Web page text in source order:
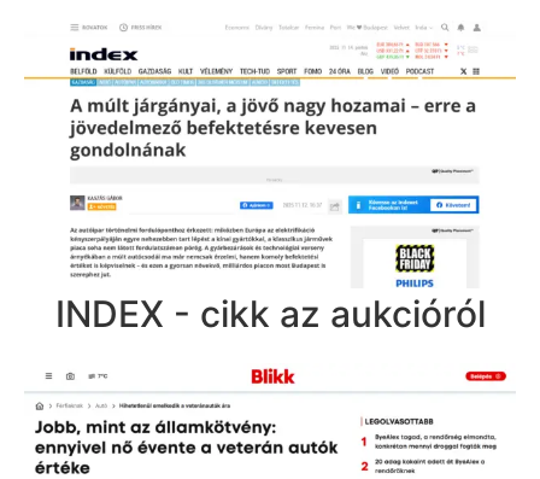
INDEX - cikk az aukcióról